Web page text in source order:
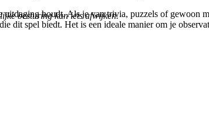
houdt. Als je van trivia, puzzels of gewoon
dit spel biedt. Het is een ideale manier om je
besturing kan iets afwijken.